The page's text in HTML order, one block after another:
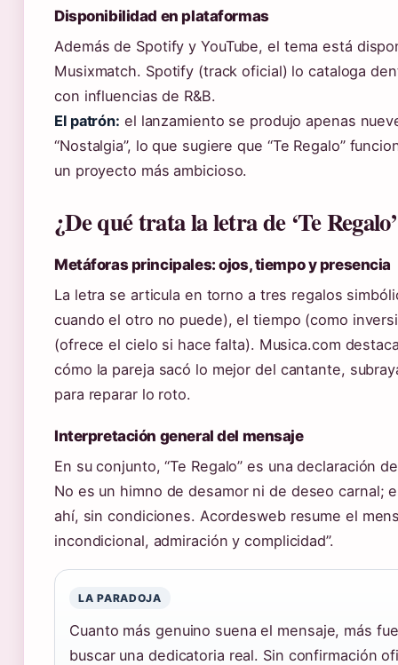
Disponibilidad en plataformas
Además de Spotify y YouTube, el tema está
Musixmatch. Spotify (track oficial) lo cataloga
con influencias de R&B.
El patrón: el lanzamiento se produjo apenas
“Nostalgia”, lo que sugiere que “Te Regalo”
un proyecto más ambicioso.
¿De qué trata la letra de ‘Te
Metáforas principales: ojos, tiempo y presencia
La letra se articula en torno a tres regalos
cuando el otro no puede), el tiempo (como
(ofrece el cielo si hace falta). Musica.com
cómo la pareja sacó lo mejor del cantante,
para reparar lo roto.
Interpretación general del mensaje
En su conjunto, “Te Regalo” es una declaración
No es un himno de desamor ni de deseo carnal;
ahí, sin condiciones. Acordesweb resume el
incondicional, admiración y complicidad”.
LA PARADOJA
Cuanto más genuino suena el mensaje, más
buscar una dedicatoria real. Sin confirmación